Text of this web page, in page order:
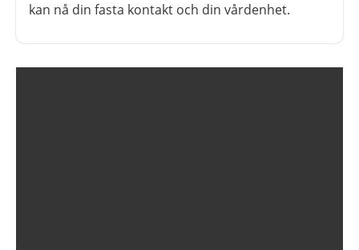
kan nå din fasta kontakt och din vårdenhet.